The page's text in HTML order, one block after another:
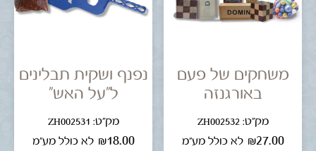
משחקים של פעם
באורגנזה
מק"ט: ZH002532
₪27.00 לא כולל מע"מ
נפנף ושקית תבלינים
ל"על האש"
מק"ט: ZH002531
₪18.00 לא כולל מע"מ